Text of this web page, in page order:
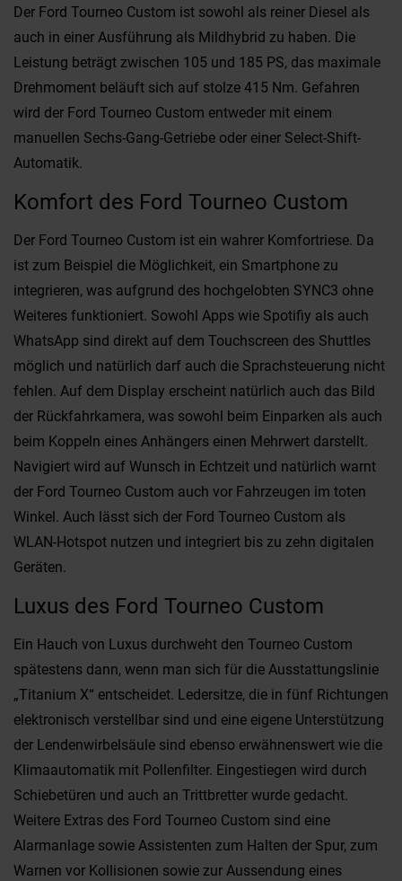
Der Ford Tourneo Custom ist sowohl als reiner Diesel als
auch in einer Ausführung als Mildhybrid zu haben. Die
Leistung beträgt zwischen 105 und 185 PS, das maximale
Drehmoment beläuft sich auf stolze 415 Nm. Gefahren
wird der Ford Tourneo Custom entweder mit einem
manuellen Sechs-Gang-Getriebe oder einer Select-Shift-
Automatik.
Komfort des Ford Tourneo Custom
Der Ford Tourneo Custom ist ein wahrer Komfortriese. Da
ist zum Beispiel die Möglichkeit, ein Smartphone zu
integrieren, was aufgrund des hochgelobten SYNC3 ohne
Weiteres funktioniert. Sowohl Apps wie Spotifiy als auch
WhatsApp sind direkt auf dem Touchscreen des Shuttles
möglich und natürlich darf auch die Sprachsteuerung nicht
fehlen. Auf dem Display erscheint natürlich auch das Bild
der Rückfahrkamera, was sowohl beim Einparken als auch
beim Koppeln eines Anhängers einen Mehrwert darstellt.
Navigiert wird auf Wunsch in Echtzeit und natürlich warnt
der Ford Tourneo Custom auch vor Fahrzeugen im toten
Winkel. Auch lässt sich der Ford Tourneo Custom als
WLAN-Hotspot nutzen und integriert bis zu zehn digitalen
Geräten.
Luxus des Ford Tourneo Custom
Ein Hauch von Luxus durchweht den Tourneo Custom
spätestens dann, wenn man sich für die Ausstattungslinie
„Titanium X“ entscheidet. Ledersitze, die in fünf Richtungen
elektronisch verstellbar sind und eine eigene Unterstützung
der Lendenwirbelsäule sind ebenso erwähnenswert wie die
Klimaautomatik mit Pollenfilter. Eingestiegen wird durch
Schiebetüren und auch an Trittbretter wurde gedacht.
Weitere Extras des Ford Tourneo Custom sind eine
Alarmanlage sowie Assistenten zum Halten der Spur, zum
Warnen vor Kollisionen sowie zur Aussendung eines